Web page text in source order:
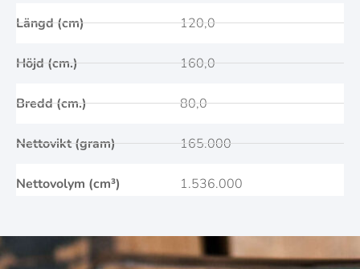
Längd (cm)
Höjd (cm.)
Bredd (cm.)
Nettovikt (gram)
Nettovolym (cm³)
120,0
160,0
80,0
165.000
1.536.000